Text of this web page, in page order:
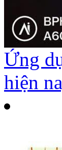
Ứng
hiện